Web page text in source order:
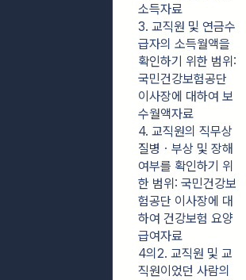
소득자료
3. 교직원 및 연금수
급자의 소득월액을
확인하기 위한 범위:
국민건강보험공단
이사장에 대하여 보
수월액자료
4. 교직원의 직무상
질병ㆍ부상 및 장해
여부를 확인하기 위
한 범위: 국민건강보
험공단 이사장에 대
하여 건강보험 요양
급여자료
4의2. 교직원 및 교
직원이었던 사람의